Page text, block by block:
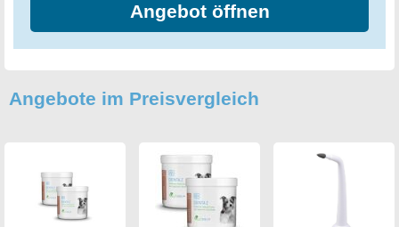
Angebot öffnen
Angebote im Preisvergleich